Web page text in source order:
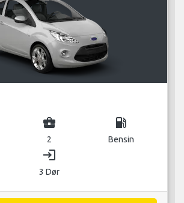
business_center
2
local_gas_station
Bensin
login
3 Dør